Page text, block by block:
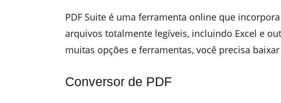
PDF Suite é uma ferramenta online que
arquivos totalmente legíveis, incluindo Excel e
muitas opções e ferramentas, você precisa
Conversor de PDF